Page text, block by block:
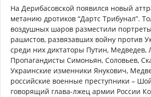
На Дерибасовской появился новый
метанию дротиков “Дартс Трибунал”.
воздушных шаров разместили
рашистов, развязавших войну против
среди них диктаторы Путин, Медведев,
Пропагандисты Симоньян, Соловьев,
Украинские изменники Янукович,
российские военные преступники –
говорящий глава-лжец армии России